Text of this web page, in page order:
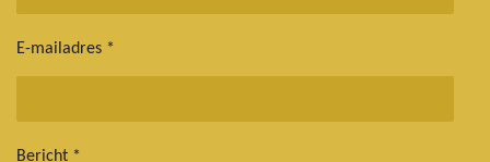
E-mailadres *
Bericht *